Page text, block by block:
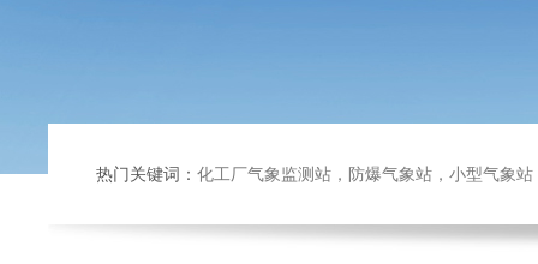
热门关键词： 化工厂气象监测站，防爆气象站，小型气象站，化